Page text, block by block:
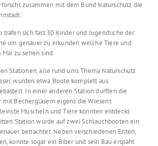
zusammen mit dem Bund Naturschutz die
trafen sich fast 30 Kinder und Jugendliche der
um genauer zu erkunden welche Tiere und
zu sehen sind.
Stationen, alle rund ums Thema Naturschutz
wurden etwa Boote komplett aus
In einer anderen Station durften die
mit Bechergläsern eigens die Wiesent
Muscheln und Tiere konnten entdeckt
Station wurde auf zwei Schlauchbooten ein
betrachtet. Neben verschiedenen Enten,
konnte sogar ein Biber und sein Bau erspäht